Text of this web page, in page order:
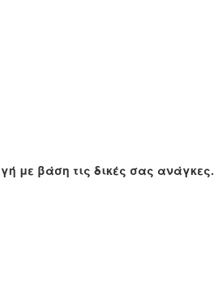
με βάση τις δικές σας ανάγκες.